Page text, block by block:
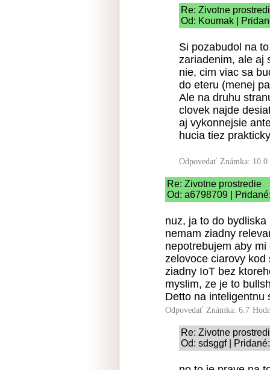
Re: Zivotne
Od: Koumak |
Si pozabudol na
zariadenim, ale aj
nie, cim viac sa
do eteru (menej
Ale na druhu
clovek najde
aj vykonnejsie
hucia tiez
Odpovedať Známka: 10.0
Re: Zivotne prostredie
Od: a6798709 |
nuz, ja to do
nemam ziadny
nepotrebujem aby
zelovoce ciarovy
ziadny IoT bez
myslim, ze je to
Detto na inteligentnu
Odpovedať Známka: 6.7
Re: Zivotne
Od: sdsggf |